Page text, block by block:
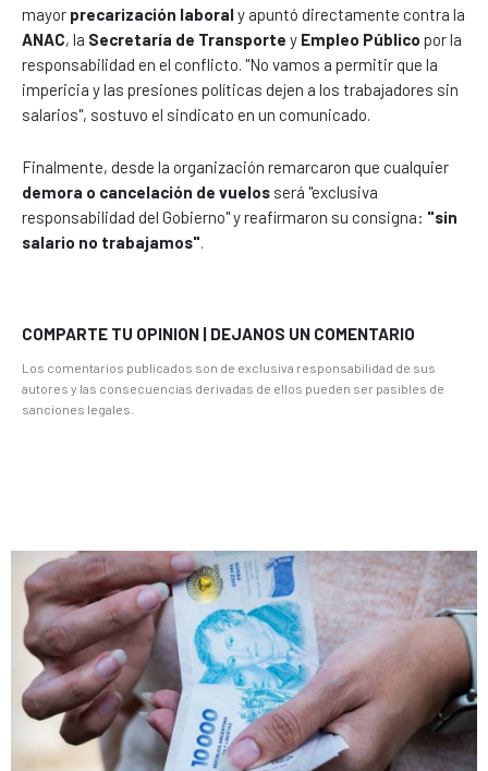
mayor precarización laboraly apuntó directamente contra la
ANAC, la Secretaría de Transporte y Empleo Público por la
responsabilidad en el conflicto. "No vamos a permitir que la
impericia y las presiones políticas dejen a los trabajadores sin
salarios", sostuvo el sindicato en un comunicado.
Finalmente, desde la organización remarcaron que cualquier
demora o cancelación de vuelos será "exclusiva
responsabilidad del Gobierno" y reafirmaron su consigna: "sin
salario no trabajamos"
COMPARTE TU OPINION | DEJANOS UN COMENTARIO
Los comentarios publicados son de exclusiva responsabilidad de sus
autores y las consecuencias derivadas de ellos pueden ser pasibles de
sanciones legales.